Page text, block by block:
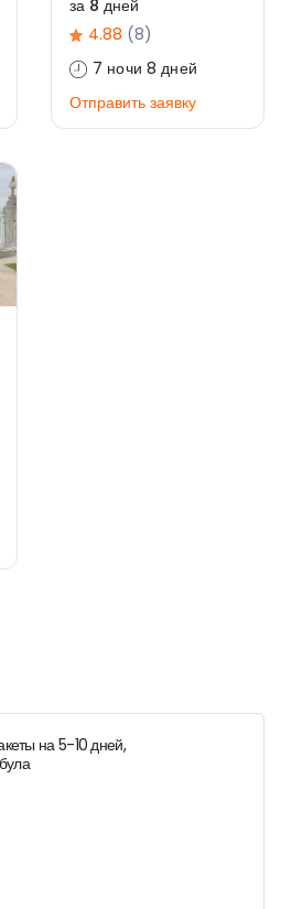
за 8 дней
4.88 (8)
7 ночи 8 дней
Отправить заявку
на 5-10 дней,